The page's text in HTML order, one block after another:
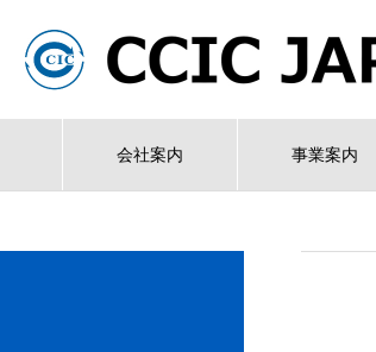
会社案内 事業案内